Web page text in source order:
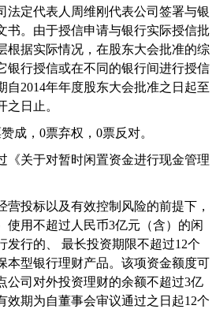
法定代表人周维刚代表公司签署与银
书。由于授信申请与银行实际授信批
根据实际情况，在股东大会批准的综
银行授信或在不同的银行间进行授信
自2014年年度股东大会批准之日起至
之日止。
成， 0票弃权， 0票反对。
《关于对暂时闲置资金进行现金管理
营投标以及有效控制风险的前提下，
使用不超过人民币3亿元（含）的闲
行的、
最长投资期限不超过12个
本型银行理财产品。该项资金额度可
公司对外投资理财的余额不超过3亿
效期为自董事会审议通过之日起12个